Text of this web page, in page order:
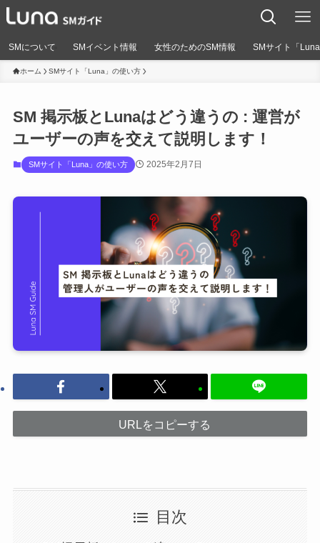
SMについて SMイベント情報 女性のためのSM情報 SMサイト「
ホーム SMサイト「Luna」の使い方
SM 掲示板とLunaはどう違うの : 運営が
ユーザーの声を交えて説明します！
SMサイト「Luna」の使い方 2025年2月7日
URLをコピーする
目次